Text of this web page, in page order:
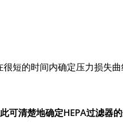
短的时间内确定压力损失
可清楚地确定HEPA过滤器